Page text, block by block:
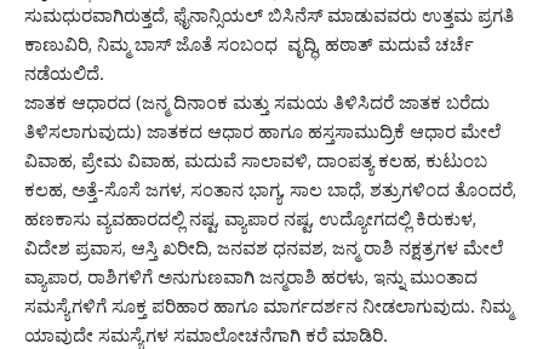
ಸುಮಧುರವಾಗಿರುತ್ತದೆ, ಫೈನಾನ್ಸಿಯಲ್ ಬಿಸಿನೆಸ್ ಮಾಡುವವರು ಉತ್ತಮ ಪ್ರಗತಿ
ಕಾಣುವಿರಿ, ನಿಮ್ಮ ಬಾಸ್ ಜೊತೆ ಸಂಬಂಧ ವೃದ್ಧಿ, ಹಠಾತ್ ಮದುವೆ ಚರ್ಚೆ
ನಡೆಯಲಿದೆ.
ಜಾತಕ ಆಧಾರದ (ಜನ್ಮ ದಿನಾಂಕ ಮತ್ತು ಸಮಯ ತಿಳಿಸಿದರೆ ಜಾತಕ ಬರೆದು
ತಿಳಿಸಲಾಗುವುದು) ಜಾತಕದ ಆಧಾರ ಹಾಗೂ ಹಸ್ತಸಾಮುದ್ರಿಕೆ ಆಧಾರ ಮೇಲೆ
ವಿವಾಹ, ಪ್ರೇಮ ವಿವಾಹ, ಮದುವೆ ಸಾಲಾವಳಿ, ದಾಂಪತ್ಯ ಕಲಹ, ಕುಟುಂಬ
ಕಲಹ, ಅತ್ತೆ-ಸೊಸೆ ಜಗಳ, ಸಂತಾನ ಭಾಗ್ಯ, ಸಾಲ ಬಾಧೆ, ಶತ್ರುಗಳಿಂದ ತೊಂದರೆ,
ಹಣಕಾಸು ವ್ಯವಹಾರದಲ್ಲಿ ನಷ್ಟ, ವ್ಯಾಪಾರ ನಷ್ಟ, ಉದ್ಯೋಗದಲ್ಲಿ ಕಿರುಕುಳ,
ವಿದೇಶ ಪ್ರವಾಸ, ಆಸ್ತಿ ಖರೀದಿ, ಜನವಶ ಧನವಶ, ಜನ್ಮ ರಾಶಿ ನಕ್ಷತ್ರಗಳ ಮೇಲೆ
ವ್ಯಾಪಾರ, ರಾಶಿಗಳಿಗೆ ಅನುಗುಣವಾಗಿ ಜನ್ಮರಾಶಿ ಹರಳು, ಇನ್ನು ಮುಂತಾದ
ಸಮಸ್ಯೆಗಳಿಗೆ ಸೂಕ್ತ ಪರಿಹಾರ ಹಾಗೂ ಮಾರ್ಗದರ್ಶನ ನೀಡಲಾಗುವುದು. ನಿಮ್ಮ
ಯಾವುದೇ ಸಮಸ್ಯೆಗಳ ಸಮಾಲೋಚನೆಗಾಗಿ ಕರೆ ಮಾಡಿರಿ.